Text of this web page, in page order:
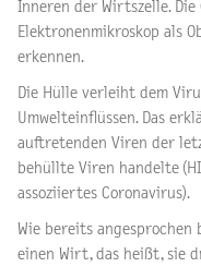
Inneren der Wirtszelle.
Elektronenmikroskop als
erkennen.
Die Hülle verleiht dem
Umwelteinflüssen. Das
auftretenden Viren der
behüllte Viren handelte
assoziiertes Coronavirus).
Wie bereits
einen Wirt, das heißt, sie